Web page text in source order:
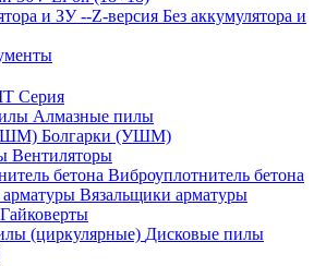
Без аккумулятора и
Серия
Алмазные пилы
Болгарки (УШМ)
Вентиляторы
Виброуплотнитель бетона
Вязальщики арматуры
Гайковерты
Дисковые пилы